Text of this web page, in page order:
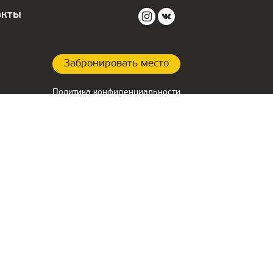
Забронировать место
Политика конфиденциальности